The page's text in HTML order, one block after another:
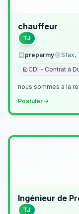
chauffeur
TJ
preparmy
Sfax,
CDI - Contrat à
nous sommes a la
Postuler
Ingénieur de
TJ